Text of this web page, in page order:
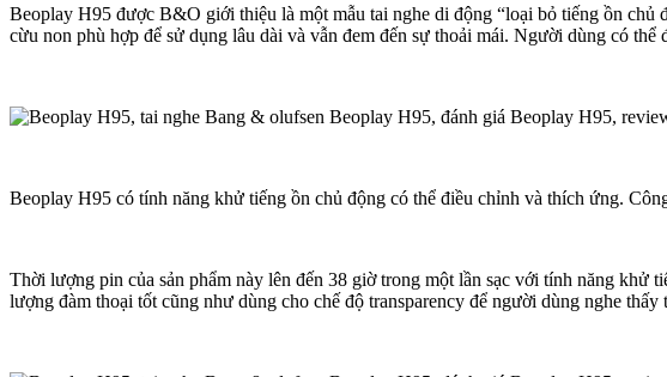
Beoplay H95 được B&O giới thiệu là một mẫu tai nghe di động “loại bỏ tiếng ồn chủ
cừu non phù hợp để sử dụng lâu dài và vẫn đem đến sự thoải mái. Người dùng có
Beoplay H95 có tính năng khử tiếng ồn chủ động có thể điều chỉnh và thích ứng.
Thời lượng pin của sản phẩm này lên đến 38 giờ trong một lần sạc với tính năng khử
lượng đàm thoại tốt cũng như dùng cho chế độ transparency để người dùng nghe